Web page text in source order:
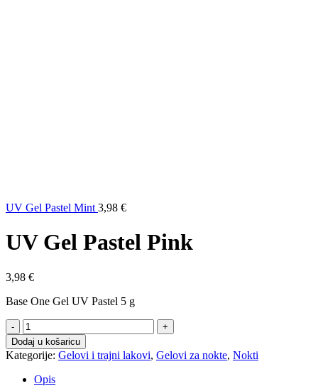
UV Gel Pastel Mint 3,98 €
UV Gel Pastel Pink
3,98 €
Base One Gel UV Pastel 5 g
UV
Gel
Pastel
Pink
količina
Dodaj u košaricu
Kategorije: Gelovi i trajni lakovi, Gelovi za nokte, Nokti
Opis